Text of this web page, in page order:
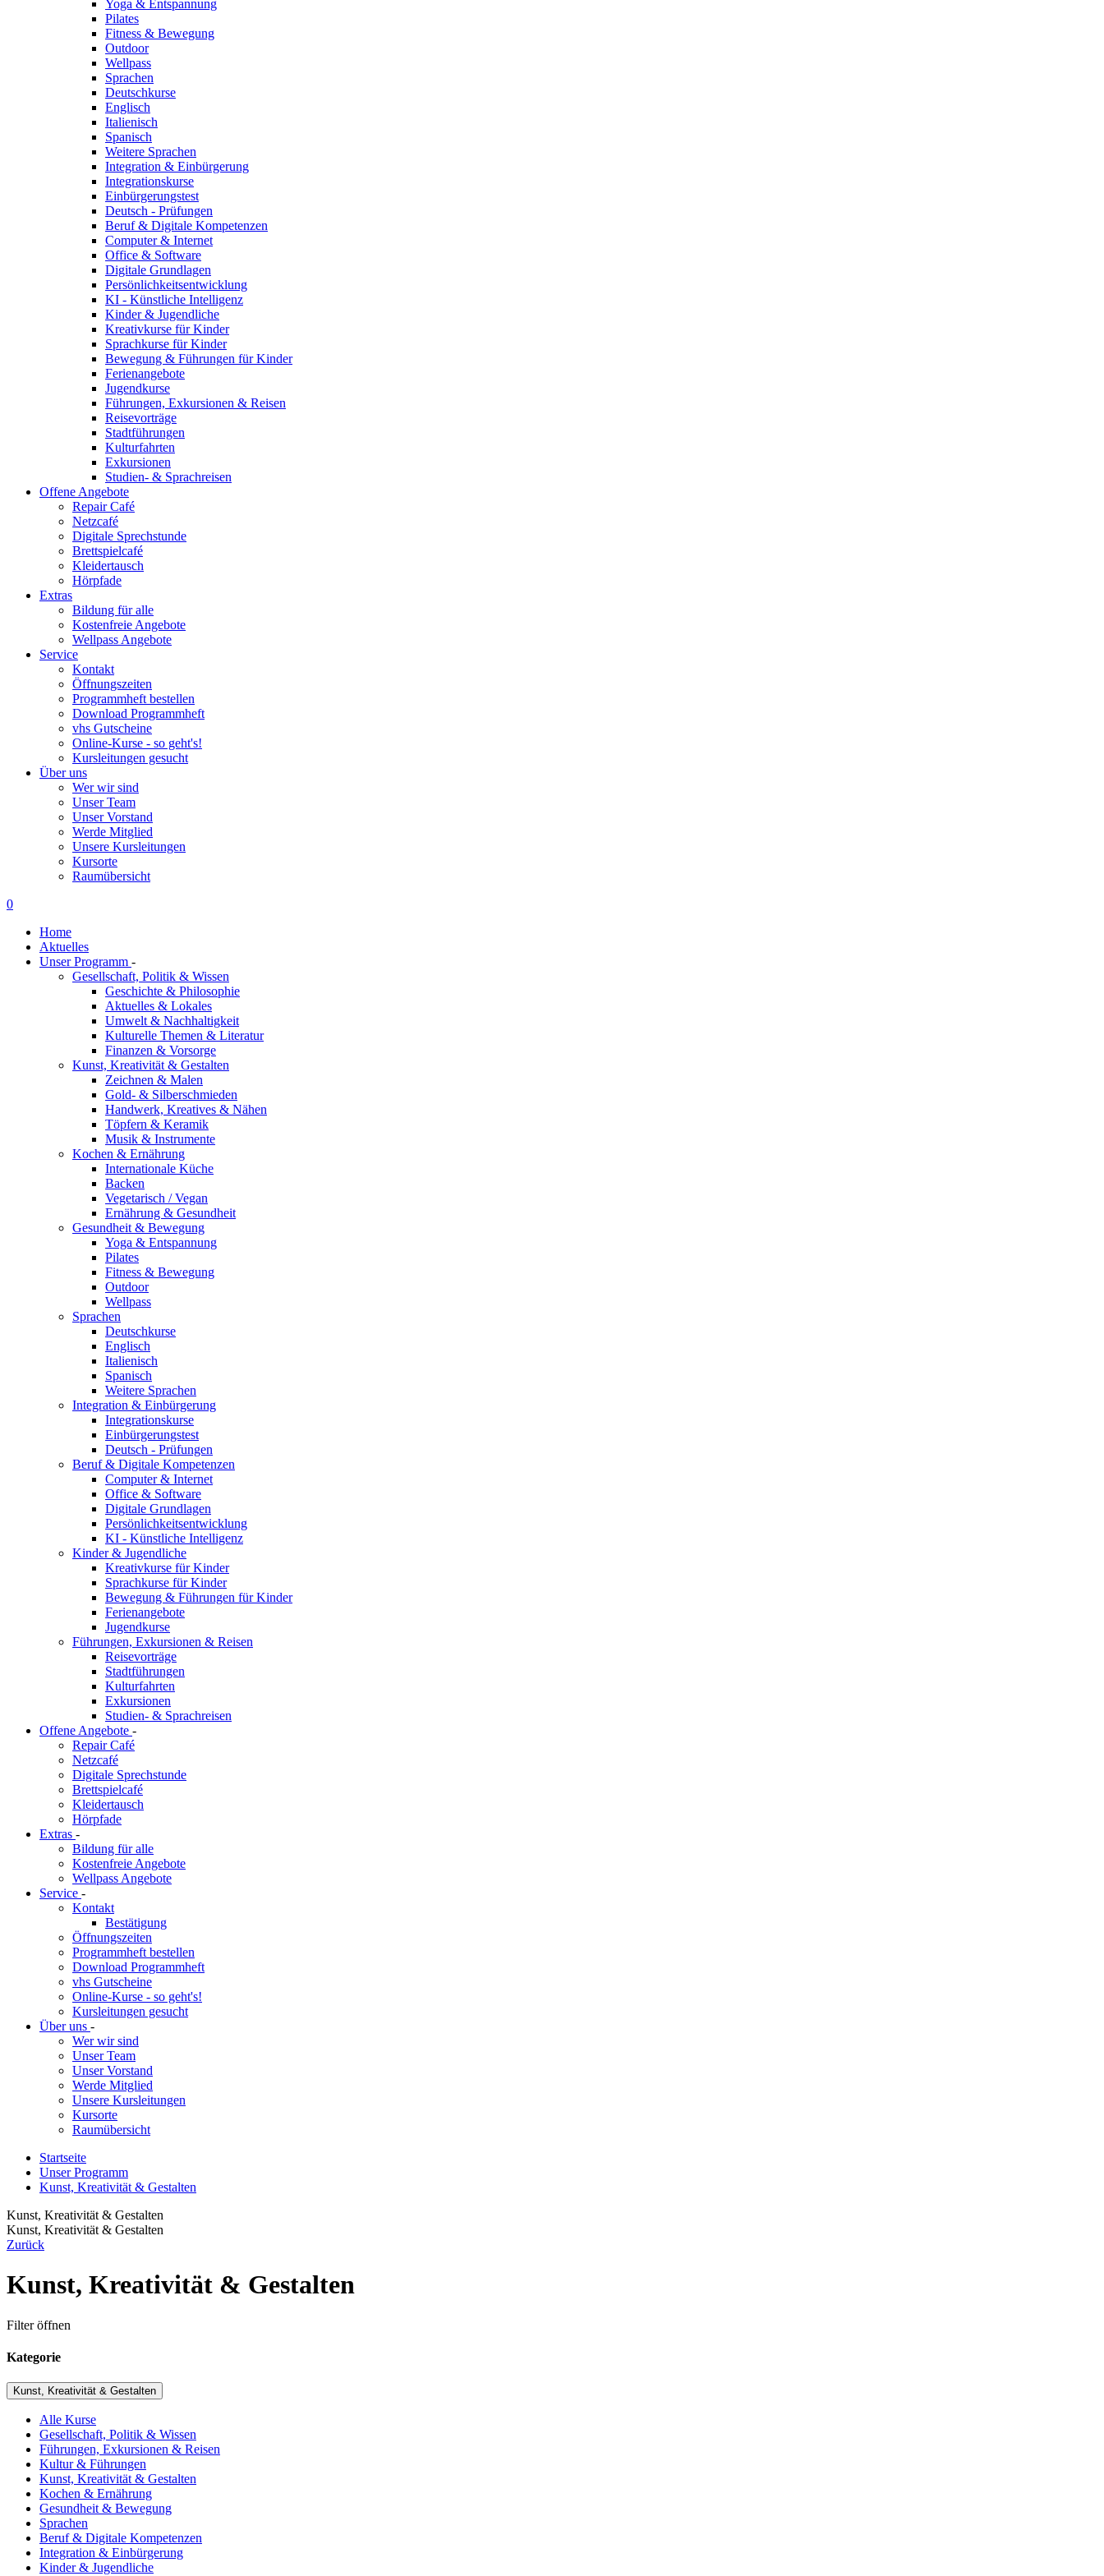
Yoga & Entspannung
Pilates
Fitness & Bewegung
Outdoor
Wellpass
Sprachen
Deutschkurse
Englisch
Italienisch
Spanisch
Weitere Sprachen
Integration & Einbürgerung
Integrationskurse
Einbürgerungstest
Deutsch - Prüfungen
Beruf & Digitale Kompetenzen
Computer & Internet
Office & Software
Digitale Grundlagen
Persönlichkeitsentwicklung
KI - Künstliche Intelligenz
Kinder & Jugendliche
Kreativkurse für Kinder
Sprachkurse für Kinder
Bewegung & Führungen für Kinder
Ferienangebote
Jugendkurse
Führungen, Exkursionen & Reisen
Reisevorträge
Stadtführungen
Kulturfahrten
Exkursionen
Studien- & Sprachreisen
Offene Angebote
Repair Café
Netzcafé
Digitale Sprechstunde
Brettspielcafé
Kleidertausch
Hörpfade
Extras
Bildung für alle
Kostenfreie Angebote
Wellpass Angebote
Service
Kontakt
Öffnungszeiten
Programmheft bestellen
Download Programmheft
vhs Gutscheine
Online-Kurse - so geht's!
Kursleitungen gesucht
Über uns
Wer wir sind
Unser Team
Unser Vorstand
Werde Mitglied
Unsere Kursleitungen
Kursorte
Raumübersicht
0
Home
Aktuelles
Unser Programm -
Gesellschaft, Politik & Wissen
Geschichte & Philosophie
Aktuelles & Lokales
Umwelt & Nachhaltigkeit
Kulturelle Themen & Literatur
Finanzen & Vorsorge
Kunst, Kreativität & Gestalten
Zeichnen & Malen
Gold- & Silberschmieden
Handwerk, Kreatives & Nähen
Töpfern & Keramik
Musik & Instrumente
Kochen & Ernährung
Internationale Küche
Backen
Vegetarisch / Vegan
Ernährung & Gesundheit
Gesundheit & Bewegung
Yoga & Entspannung
Pilates
Fitness & Bewegung
Outdoor
Wellpass
Sprachen
Deutschkurse
Englisch
Italienisch
Spanisch
Weitere Sprachen
Integration & Einbürgerung
Integrationskurse
Einbürgerungstest
Deutsch - Prüfungen
Beruf & Digitale Kompetenzen
Computer & Internet
Office & Software
Digitale Grundlagen
Persönlichkeitsentwicklung
KI - Künstliche Intelligenz
Kinder & Jugendliche
Kreativkurse für Kinder
Sprachkurse für Kinder
Bewegung & Führungen für Kinder
Ferienangebote
Jugendkurse
Führungen, Exkursionen & Reisen
Reisevorträge
Stadtführungen
Kulturfahrten
Exkursionen
Studien- & Sprachreisen
Offene Angebote -
Repair Café
Netzcafé
Digitale Sprechstunde
Brettspielcafé
Kleidertausch
Hörpfade
Extras -
Bildung für alle
Kostenfreie Angebote
Wellpass Angebote
Service -
Kontakt
Bestätigung
Öffnungszeiten
Programmheft bestellen
Download Programmheft
vhs Gutscheine
Online-Kurse - so geht's!
Kursleitungen gesucht
Über uns -
Wer wir sind
Unser Team
Unser Vorstand
Werde Mitglied
Unsere Kursleitungen
Kursorte
Raumübersicht
Startseite
Unser Programm
Kunst, Kreativität & Gestalten
Kunst, Kreativität & Gestalten
Kunst, Kreativität & Gestalten
Zurück
Kunst, Kreativität & Gestalten
Filter öffnen
Kategorie
Kunst, Kreativität & Gestalten
Alle Kurse
Gesellschaft, Politik & Wissen
Führungen, Exkursionen & Reisen
Kultur & Führungen
Kunst, Kreativität & Gestalten
Kochen & Ernährung
Gesundheit & Bewegung
Sprachen
Beruf & Digitale Kompetenzen
Integration & Einbürgerung
Kinder & Jugendliche